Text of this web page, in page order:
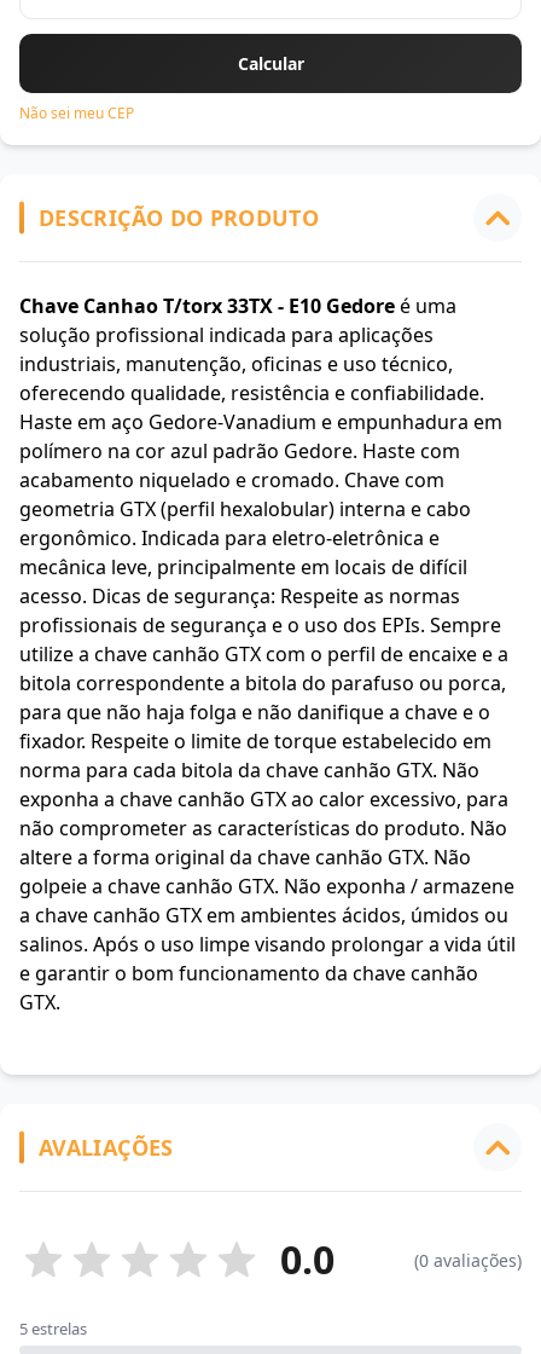
Não sei meu CEP
DESCRIÇÃO DO PRODUTO
Chave Canhao T/torx 33TX - E10 Gedoreé uma
solução profissional indicada para aplicações
industriais, manutenção, oficinas e uso técnico,
oferecendo qualidade, resistência e confiabilidade.
Haste em aço Gedore-Vanadium e empunhadura em
polímero na cor azul padrão Gedore. Haste com
acabamento niquelado e cromado. Chave com
geometria GTX (perfil hexalobular) interna e cabo
ergonômico. Indicada para eletro-eletrônica e
mecânica leve, principalmente em locais de difícil
acesso. Dicas de segurança: Respeite as normas
profissionais de segurança e o uso dos EPIs. Sempre
utilize a chave canhão GTX com o perfil de encaixe e a
bitola correspondente a bitola do parafuso ou porca,
para que não haja folga e não danifique a chave e o
fixador. Respeite o limite de torque estabelecido em
norma para cada bitola da chave canhão GTX. Não
exponha a chave canhão GTX ao calor excessivo, para
não comprometer as características do produto. Não
altere a forma original da chave canhão GTX. Não
golpeie a chave canhão GTX. Não exponha / armazene
a chave canhão GTX em ambientes ácidos, úmidos ou
salinos. Após o uso limpe visando prolongar a vida útil
e garantir o bom funcionamento da chave canhão
GTX.
AVALIAÇÕES
0.0 (0 avaliações)
5 estrelas